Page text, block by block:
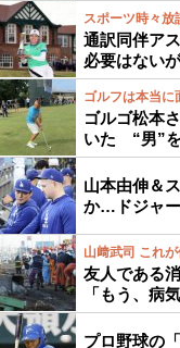
スポーツ時々放
通訳同伴ア
必要はない
ゴルフは本当に
ゴルゴ松本
いた “男”
山本由伸＆
か…ドジャ
山﨑武司 これ
友人である
「もう、病
プロ野球の